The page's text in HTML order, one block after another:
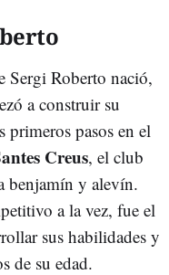
Sergi Roberto nació,
a construir su
pasos en el
Creus, el club
benjamín y alevín.
a la vez, fue el
sus habilidades y
de su edad.